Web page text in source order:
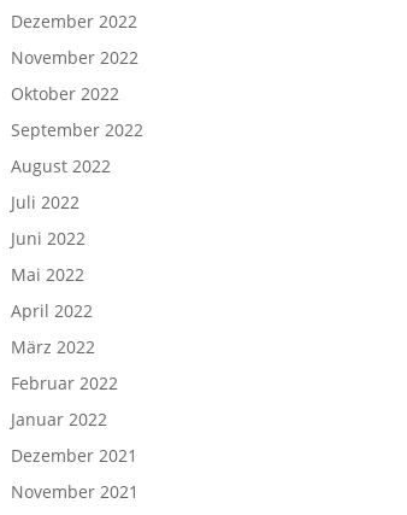
Dezember 2022
November 2022
Oktober 2022
September 2022
August 2022
Juli 2022
Juni 2022
Mai 2022
April 2022
März 2022
Februar 2022
Januar 2022
Dezember 2021
November 2021